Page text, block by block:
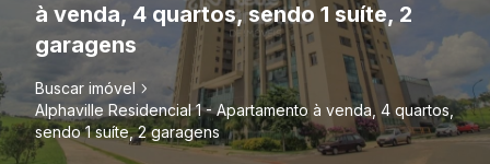
à venda, 4 quartos, sendo 1 suíte, 2
garagens
Buscar imóvel
Alphaville Residencial 1 - Apartamento à venda, 4 quartos,
sendo 1 suíte, 2 garagens